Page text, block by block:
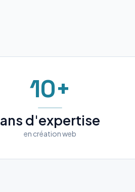
10+
ans d'expertise
en création web